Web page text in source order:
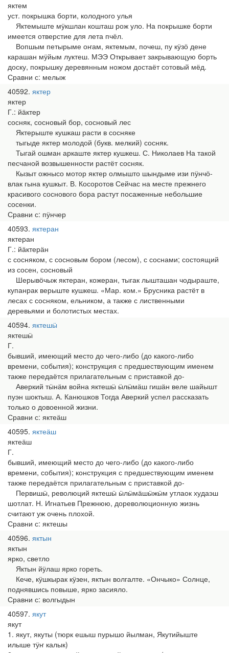
яктем
уст. покрышка борти, колодного улья
Яктемыште мӱкшлан кошташ рож уло. На покрышке борти
имеется отверстие для лета пчёл.
Вопшым петырыме оҥам, яктемым, почеш, пу кӱзӧ дене
карашан мӱйым луктеш. МЭЭ Открывает закрывающую борть
доску, покрышку деревянным ножом достаёт сотовый мёд.
Сравни с: мелыж
40592 яктер
яктер
Г.: йӓктер
сосняк, сосновый бор, сосновый лес
Яктерыште кушкаш расти в сосняке
тыгыде яктер молодой (букв. мелкий) сосняк.
Тыгай ошман аркаште яктер кушкеш. С. Николаев На такой
песчаной возвышенности растёт сосняк.
Кызыт ожнысо мотор яктер олмышто шындыме изи пӱнчӧ-
влак гына кушкыт. В. Косоротов Сейчас на месте прежнего
красивого соснового бора растут посаженные небольшие
сосенки.
Сравни с: пӱнчер
40593 яктеран
яктеран
Г.: йӓктерӓн
с сосняком, с сосновым бором (лесом), с соснами; состоящий
из сосен, сосновый
Шерывӧчыж яктеран, кожеран, тыгак лышташан чодыраште,
купанрак верыште кушкеш. «Мар. ком.» Брусника растёт в
лесах с сосняком, ельником, а также с лиственными
деревьями и болотистых местах.
40594 яктешӹ
яктешӹ
Г.
бывший, имеющий место до чего-либо (до какого-либо
времени, события); конструкция с предшествующим именем
также передаётся прилагательным с приставкой до-
Аверкий тӹнӓм война яктешӹ ӹлӹмӓш гишӓн веле шайышт
пуэн шоктыш. А. Канюшков Тогда Аверкий успел рассказать
только о довоенной жизни.
Сравни с: яктеӓш
40595 яктеӓш
яктеӓш
Г.
бывший, имеющий место до чего-либо (до какого-либо
времени, события); конструкция с предшествующим именем
также передаётся прилагательным с приставкой до-
Первишӹ, революций яктешӹ ӹлӹмӓшӹжӹм утлаок худаэш
шотлат. Н. Игнатьев Прежнюю, дореволюционную жизнь
считают уж очень плохой.
Сравни с: яктешы
40596 яктын
яктын
ярко, светло
Яктын йӱлаш ярко гореть.
Кече, кӱшкырак кӱзен, яктын волгалте. «Ончыко» Солнце,
поднявшись повыше, ярко засияло.
Сравни с: волгыдын
40597 якут
якут
1. якут, якуты (тюрк ешыш пурышо йылман, Якутийыште
илыше тӱҥ калык)